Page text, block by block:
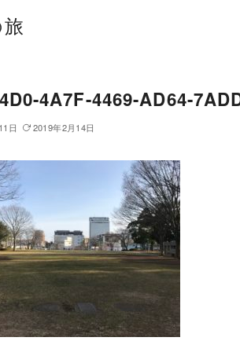
4A7F-4469-AD64-
日 2019年2月14日